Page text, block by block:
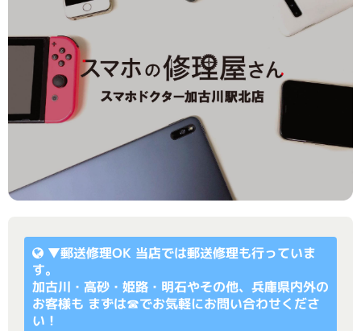
▼郵送修理OK 当店では郵送修理も行っていま
す。
加古川・高砂・姫路・明石やその他、兵庫県内外の
お客様も まずは☎でお気軽にお問い合わせくださ
い！